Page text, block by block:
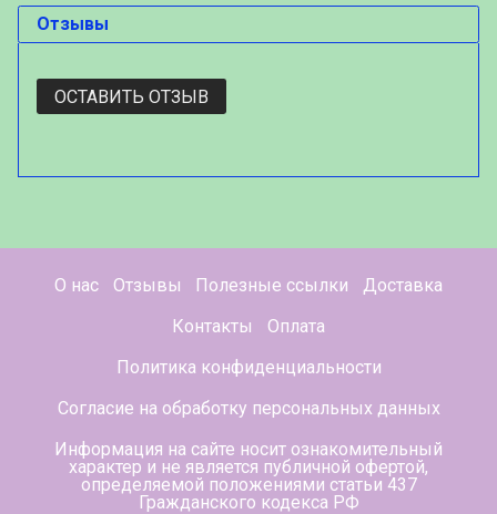
Отзывы
ОСТАВИТЬ ОТЗЫВ
О нас Отзывы Полезные ссылки
Доставка
Контакты
Оплата
Политика конфиденциальности
Согласие на обработку персональных данных
Информация на сайте носит ознакомительный
характер и не является публичной офертой,
определяемой положениями статьи 437
Гражданского кодекса РФ